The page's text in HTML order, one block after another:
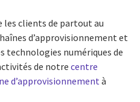
les clients de partout au
d’approvisionnement et
technologies numériques de
de notre centre
d’approvisionnement à